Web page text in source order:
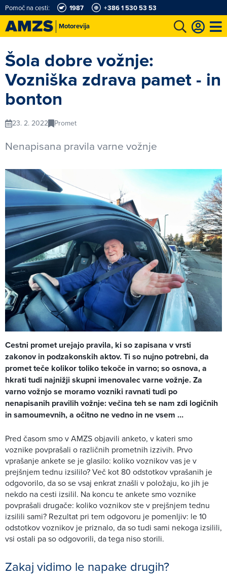
Motorevija
Pomoč na cesti: 1987 +386 1 530 53 53
Šola dobre vožnje:
Vozniška zdrava pamet - in
bonton
23. 2. 2022 Promet
Nenapisana pravila varne vožnje
Cestni promet urejajo pravila, ki so zapisana v vrsti
zakonov in podzakonskih aktov. Ti so nujno potrebni, da
promet teče kolikor toliko tekoče in varno; so osnova, a
hkrati tudi najnižji skupni imenovalec varne vožnje. Za
varno vožnjo se moramo vozniki ravnati tudi po
nenapisanih pravilih vožnje: večina teh se nam zdi logičnih
in samoumevnih, a očitno ne vedno in ne vsem …
Pred časom smo v AMZS objavili anketo, v kateri smo
voznike povprašali o različnih prometnih izzivih. Prvo
vprašanje ankete se je glasilo: koliko voznikov vas je v
prejšnjem tednu izsililo? Več kot 80 odstotkov vprašanih je
odgovorilo, da so se vsaj enkrat znašli v položaju, ko jih je
nekdo na cesti izsilil. Na koncu te ankete smo voznike
povprašali drugače: koliko voznikov ste v prejšnjem tednu
izsilili sami? Rezultat pri tem odgovoru je pomenljiv: le 10
odstotkov voznikov je priznalo, da so tudi sami nekoga izsilili,
vsi ostali pa so odgovorili, da tega niso storili.
Zakaj vidimo le napake drugih?